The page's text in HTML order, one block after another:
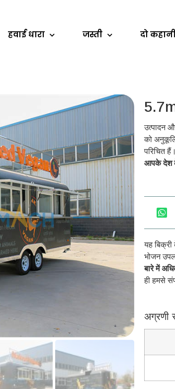
हवाई धारा जस्ती दो
उत्पादन
को
परिचित
आपके देश
यह बिक्री
भोजन
बारे में
ही हमसे
अग्रणी